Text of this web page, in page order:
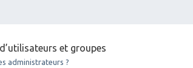
et groupes
administrateurs ?